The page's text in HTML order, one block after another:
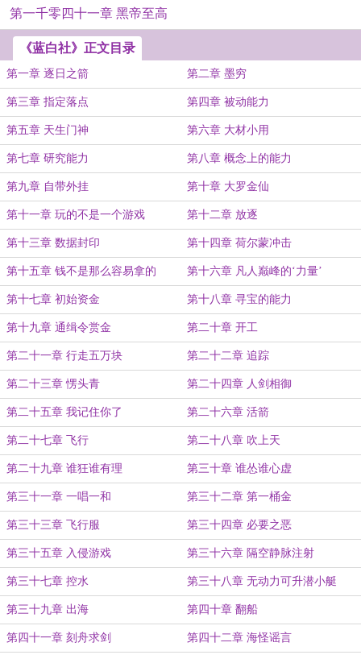
第一千零四十一章 黑帝至高
《蓝白社》正文目录
第一章 逐日之箭 第二章 墨穷
第三章 指定落点 第四章 被动能力
第五章 天生门神 第六章 大材小用
第七章 研究能力 第八章 概念上的能力
第九章 自带外挂 第十章 大罗金仙
第十一章 玩的不是一个游戏 第十二章 放逐
第十三章 数据封印 第十四章 荷尔蒙冲击
第十五章 钱不是那么容易拿的 第十六章 凡人巅峰的‘力量’
第十七章 初始资金 第十八章 寻宝的能力
第十九章 通缉令赏金 第二十章 开工
第二十一章 行走五万块 第二十二章 追踪
第二十三章 愣头青 第二十四章 人剑相御
第二十五章 我记住你了 第二十六章 活箭
第二十七章 飞行 第二十八章 吹上天
第二十九章 谁狂谁有理 第三十章 谁怂谁心虚
第三十一章 一唱一和 第三十二章 第一桶金
第三十三章 飞行服 第三十四章 必要之恶
第三十五章 入侵游戏 第三十六章 隔空静脉注射
第三十七章 控水 第三十八章 无动力可升潜小艇
第三十九章 出海 第四十章 翻船
第四十一章 刻舟求剑 第四十二章 海怪谣言